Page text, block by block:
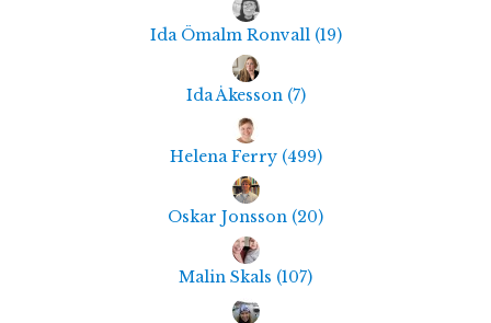
Ida Ömalm Ronvall (19)
Ida Åkesson (7)
Helena Ferry (499)
Oskar Jonsson (20)
Malin Skals (107)